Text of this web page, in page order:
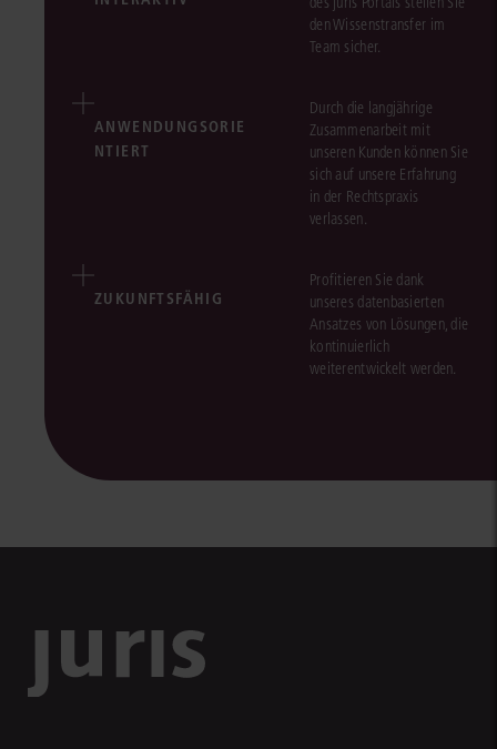
den Wissenstransfer im
Team sicher.
ANWENDUNGSORIE
NTIERT
Durch die langjährige
Zusammenarbeit mit
unseren Kunden können Sie
sich auf unsere Erfahrung
in der Rechtspraxis
verlassen.
ZUKUNFTSFÄHIG
Profitieren Sie dank
unseres datenbasierten
Ansatzes von Lösungen, die
kontinuierlich
weiterentwickelt werden.